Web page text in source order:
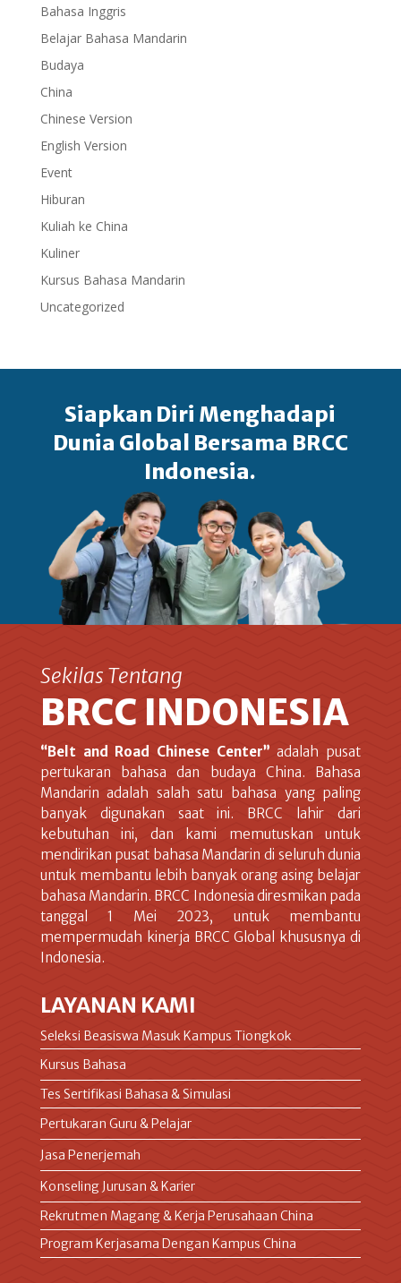
Bahasa Inggris
Belajar Bahasa Mandarin
Budaya
China
Chinese Version
English Version
Event
Hiburan
Kuliah ke China
Kuliner
Kursus Bahasa Mandarin
Uncategorized
Siapkan Diri Menghadapi
Dunia Global Bersama BRCC
Indonesia.
Sekilas Tentang
BRCC INDONESIA
“Belt and Road Chinese Center” adalah pusat
pertukaran bahasa dan budaya China. Bahasa
Mandarin adalah salah satu bahasa yang paling
banyak digunakan saat ini. BRCC lahir dari
kebutuhan ini, dan kami memutuskan untuk
mendirikan pusat bahasa Mandarin di seluruh dunia
untuk membantu lebih banyak orang asing belajar
bahasa Mandarin. BRCC Indonesia diresmikan pada
tanggal 1 Mei 2023, untuk membantu
mempermudah kinerja BRCC Global khususnya di
Indonesia.
LAYANAN KAMI
Seleksi Beasiswa Masuk Kampus Tiongkok
Kursus Bahasa
Tes Sertifikasi Bahasa & Simulasi
Pertukaran Guru & Pelajar
Jasa Penerjemah
Konseling Jurusan & Karier
Rekrutmen Magang & Kerja Perusahaan China
Program Kerjasama Dengan Kampus China